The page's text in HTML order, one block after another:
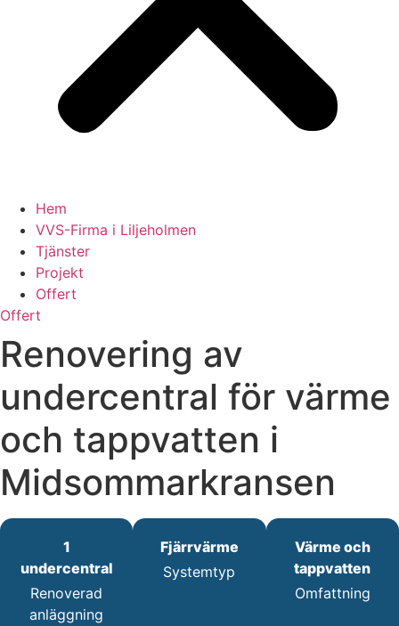
Hem
VVS-Firma i Liljeholmen
Tjänster
Projekt
Offert
Offert
Renovering av
undercentral för värme
och tappvatten i
Midsommarkransen
1
undercentral
Renoverad
anläggning
Fjärrvärme
Systemtyp
Värme och
tappvatten
Omfattning